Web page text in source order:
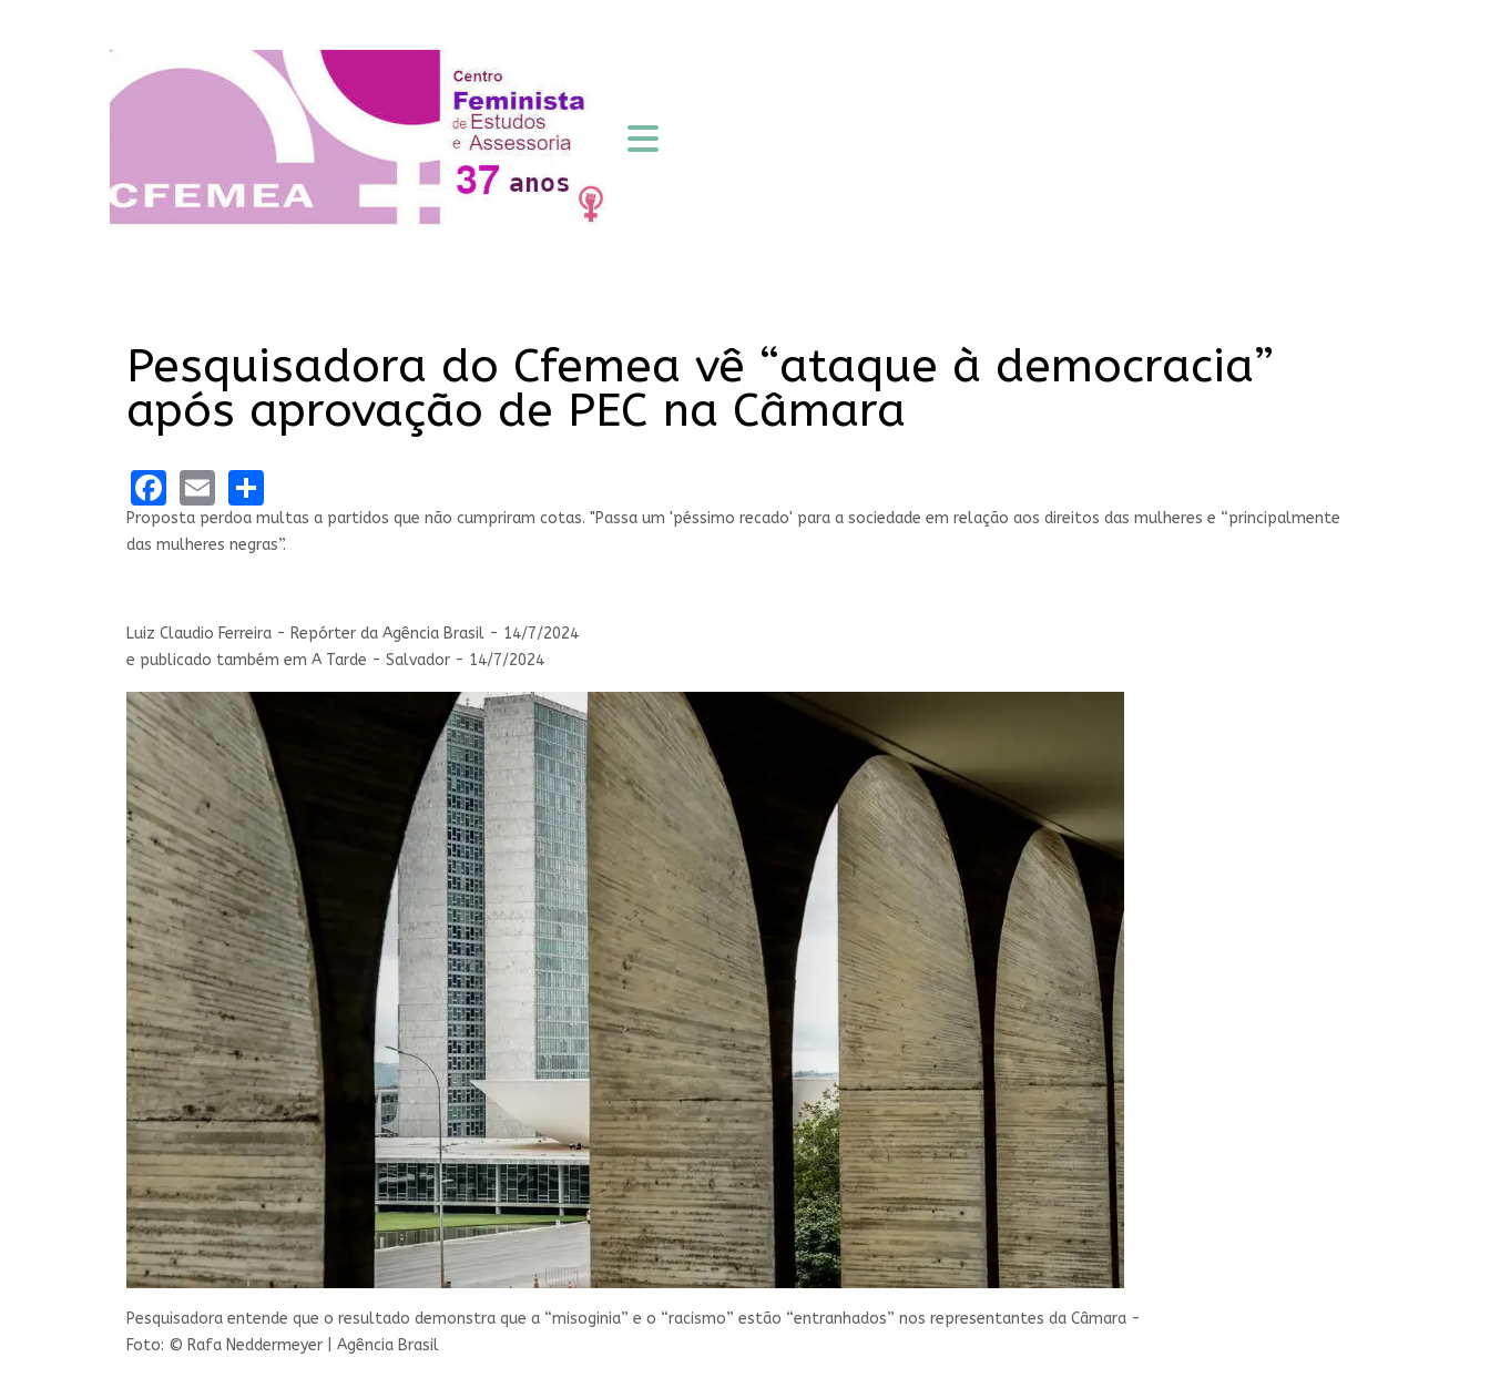
Pesquisadora do Cfemea vê “ataque à democracia”
após aprovação de PEC na Câmara
Facebook
Email
Proposta perdoa multas a partidos que não cumpriram cotas. "Passa um 'péssimo recado' para a sociedade em relação aos direitos das mulheres e “principalmente
das mulheres negras”.
Luiz Claudio Ferreira - Repórter da Agência Brasil - 14/7/2024
e publicado também em A Tarde - Salvador - 14/7/2024
Pesquisadora entende que o resultado demonstra que a “misoginia” e o “racismo” estão “entranhados” nos representantes da Câmara -
Foto: © Rafa Neddermeyer | Agência Brasil